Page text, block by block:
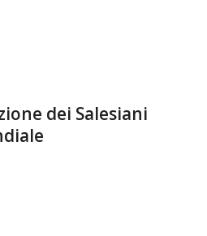
dei Salesiani